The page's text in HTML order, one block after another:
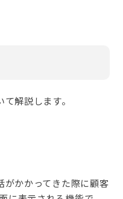
解説します。
がかかってきた際に顧客